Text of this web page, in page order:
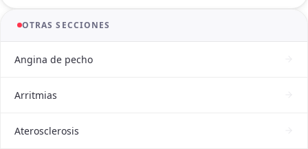
OTRAS SECCIONES
Angina de pecho
Arritmias
Aterosclerosis